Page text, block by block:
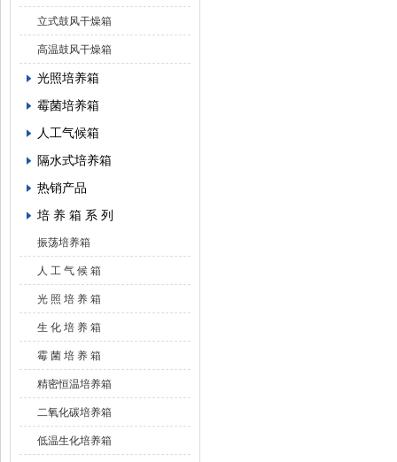
立式鼓风干燥箱
高温鼓风干燥箱
光照培养箱
霉菌培养箱
人工气候箱
隔水式培养箱
热销产品
培 养 箱 系 列
振荡培养箱
人 工 气 候 箱
光 照 培 养 箱
生 化 培 养 箱
霉 菌 培 养 箱
精密恒温培养箱
二氧化碳培养箱
低温生化培养箱